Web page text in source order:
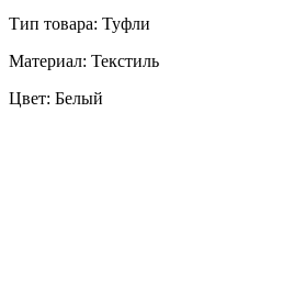
Тип товара: Туфли
Материал: Текстиль
Цвет: Белый